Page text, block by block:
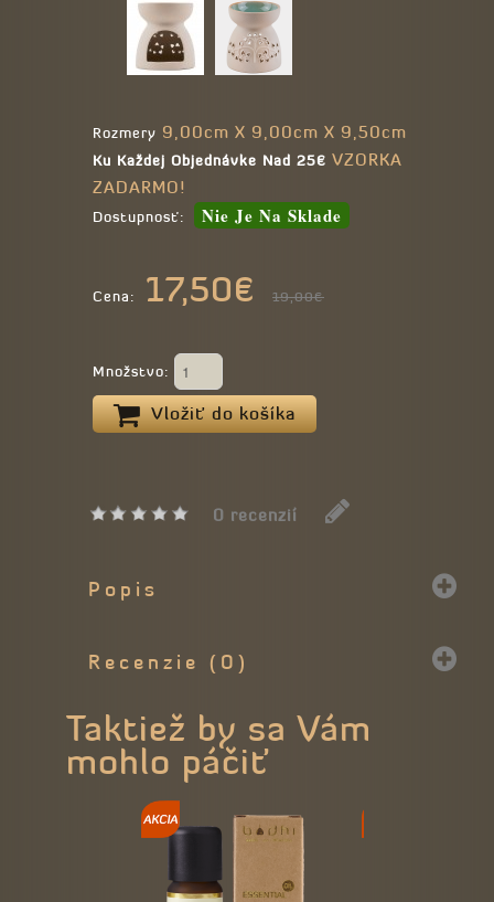
Rozmery 9,00cm X 9,00cm X 9,50cm
Ku Každej Objednávke Nad 25€ VZORKA
ZADARMO!
Dostupnosť: Nie Je Na Sklade
Cena: 17,50€ 19,00€
Množstvo:
Vložiť do košíka
0 recenzií
Popis
Recenzie (0)
Taktiež by sa Vám
mohlo páčiť